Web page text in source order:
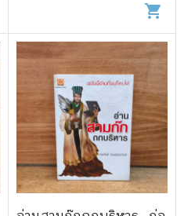
shopping_cart